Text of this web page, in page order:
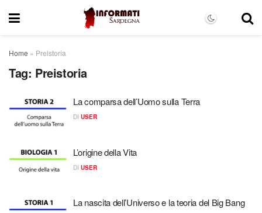
Home » Preistoria
Tag: Preistoria
La comparsa dell’Uomo sulla Terra
DI USER
L’origine della Vita
DI USER
La nascita dell’Universo e la teoria del Big Bang